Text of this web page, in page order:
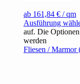
ab 161,84 € / qm
Ausführung
auf. Die
werden
Fliesen / Marmor